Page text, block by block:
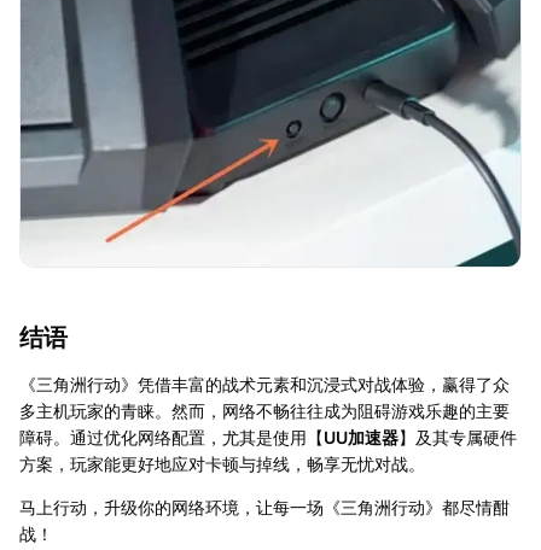
结语
《三角洲行动》凭借丰富的战术元素和沉浸式对战体验，赢得了众
多主机玩家的青睐。然而，网络不畅往往成为阻碍游戏乐趣的主要
障碍。通过优化网络配置，尤其是使用【UU加速器】及其专属硬件
方案，玩家能更好地应对卡顿与掉线，畅享无忧对战。
马上行动，升级你的网络环境，让每一场《三角洲行动》都尽情酣
战！